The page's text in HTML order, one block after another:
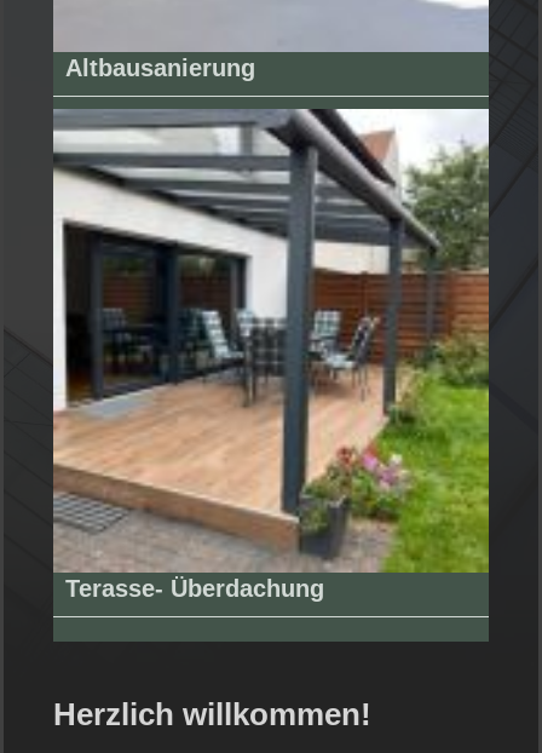
Altbausanierung
Terasse- Überdachung
Herzlich willkommen!